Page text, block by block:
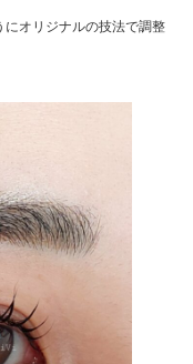
オリジナルの技法で調整